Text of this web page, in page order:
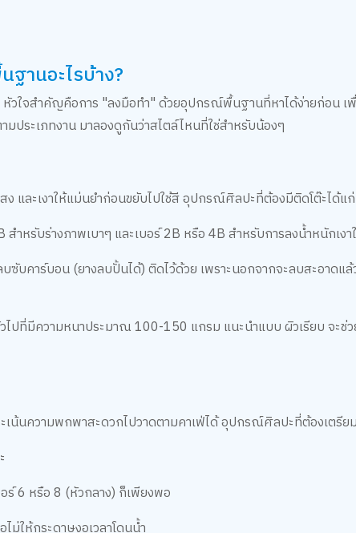
านอะไรบ้าง?
หัวใจสำคัญคือการ "ลงมือทำ" ด้วยอุปกรณ์พื้นฐานที่หาได้ง่ายก่อน เ
ประเภทงาน มาลองดูกันว่าสไตล์ไหนที่ใช่สำหรับน้องๆ
และเงาให้แม่นยำก่อนขยับไปใช้สี อุปกรณ์ศิลปะที่ต้องมีติดโต๊ะได้แก่
ำหรับร่างภาพเบาๆ และเบอร์ 2B หรือ 4B สำหรับการลงน้ำหนักเง
บคาร์บอน (ยางลบปั้นได้) ติดไว้ด้วย เพราะนอกจากจะลบสะอาดแ
ปที่มีความหนาประมาณ 100-150 แกรม แนะนำแบบ ผิวเรียบ จะช่
น้นความพกพาสะดวกไปวาดตามคาเฟ่ได้ อุปกรณ์ศิลปะที่ต้องเตรีย
ร์ 6 หรือ 8 (หัวกลาง) ก็เพียงพอ